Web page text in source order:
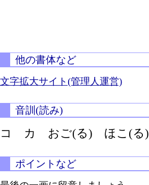
他の書体など
文字拡大サイト(管理人運営)
音訓(読み)
コ カ おご(る) ほこ(る)
ポイントなど